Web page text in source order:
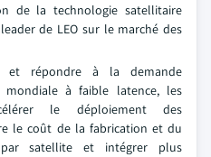
de la technologie satellitaire
de LEO sur le marché des
et répondre à la demande
mondiale à faible latence, les
le déploiement des
le coût de la fabrication et du
par satellite et intégrer plus